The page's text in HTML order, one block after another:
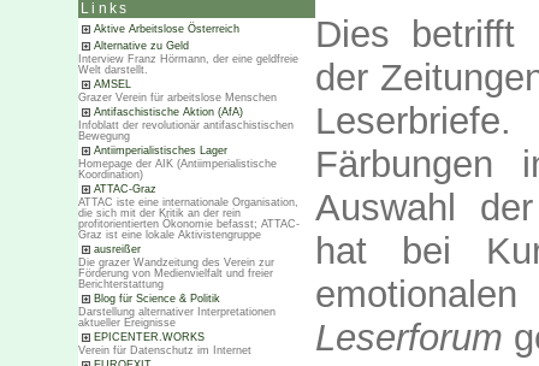
Links
Aktive Arbeitslose Österreich
Alternative zu Geld
Interview Franz Hörmann, der eine geldfreie
Welt darstellt.
AMSEL
Grazer Verein für arbeitslose Menschen
Antifaschistische Aktion (AfA)
Infoblatt der revolutionär antifaschistischen
Bewegung
Antiimperialistisches Lager
Homepage der AIK (Antiimperialistische
Koordination)
ATTAC-Graz
ATTAC iste eine internationale Organisation,
die sich mit der Kritik an der rein
profitorientierten Ökonomie befasst; ATTAC-
Graz ist eine lokale Aktivistengruppe
ausreißer
Die grazer Wandzeitung des Verein zur
Förderung von Medienvielfalt und freier
Berichterstattung
Blog für Science & Politik
Darstellung alternativer Interpretationen
aktueller Ereignisse
EPICENTER.WORKS
Verein für Datenschutz im Internet
Dies betrifft
der
Färbungen
Auswahl
hat bei
Leserforum